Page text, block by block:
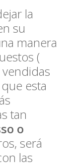
la
su
manera
(
esta
tan
o
será
las